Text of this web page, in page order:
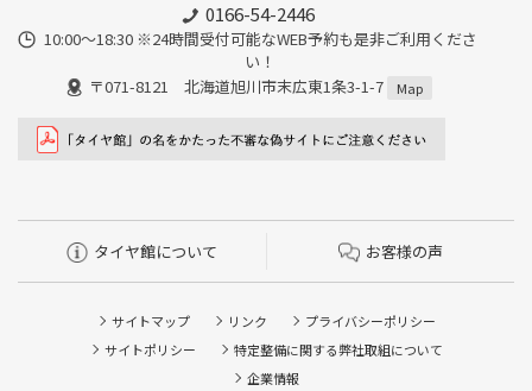
0166-54-2446
10:00～18:30 ※24時間受付可能なWEB予約も是非ご利用くださ
い！
〒071-8121 北海道旭川市末広東1条3-1-7
Map
タイヤ館について お客様の声
サイトマップ リンク
プライバシーポリシー
サイトポリシー
特定整備に関する弊社取組について
企業情報